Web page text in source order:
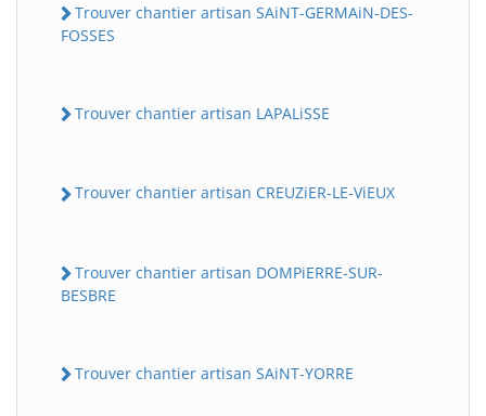
Trouver chantier artisan SAiNT-GERMAiN-DES-
FOSSES
Trouver chantier artisan LAPALiSSE
Trouver chantier artisan CREUZiER-LE-ViEUX
Trouver chantier artisan DOMPiERRE-SUR-
BESBRE
Trouver chantier artisan SAiNT-YORRE